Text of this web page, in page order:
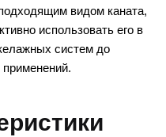
видом каната,
использовать его в
систем до